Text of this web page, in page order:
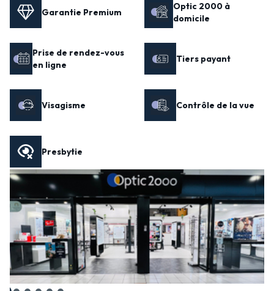
Garantie Premium
Optic 2000 à
domicile
Prise de rendez-vous
en ligne
Tiers payant
Visagisme Contrôle de la vue
Presbytie